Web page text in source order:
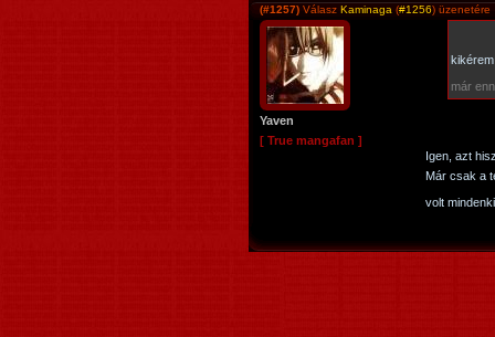
(#1257) Válasz Kaminaga (#1256) üzenetére
Yaven
[ True mangafan ]
már
Igen, azt
Már csak a
volt